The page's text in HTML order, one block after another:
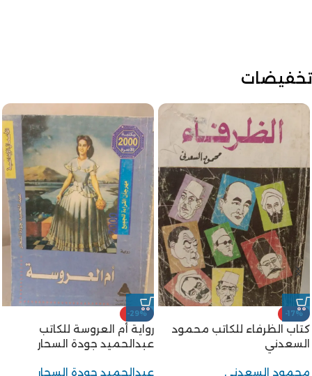
تخفيضات
-17%
كتاب الظرفاء للكاتب محمود
السعدني
محمود السعدني
-29%
رواية أم العروسة للكاتب
عبدالحميد جودة السحار
عبدالحميد جودة السحار